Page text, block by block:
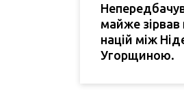
майже зірвав
націй між
Угорщиною.